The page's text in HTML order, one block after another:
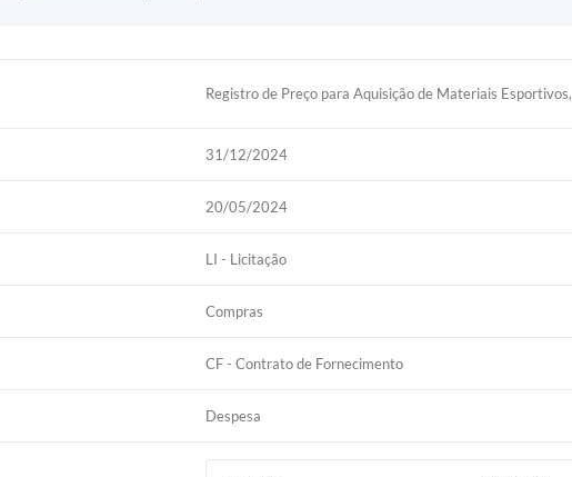
Registro de Preço para Aquisição de Materiais Esportivos,
31/12/2024
20/05/2024
LI - Licitação
Compras
CF - Contrato de Fornecimento
Despesa